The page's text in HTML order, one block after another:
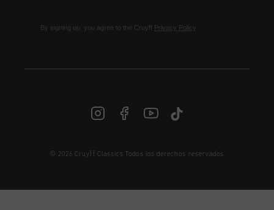
ES | € EUR
By signing up, you agree to the Cruyff Privacy Policy
© 2026 Cruyff Classics Todos los derechos reservados